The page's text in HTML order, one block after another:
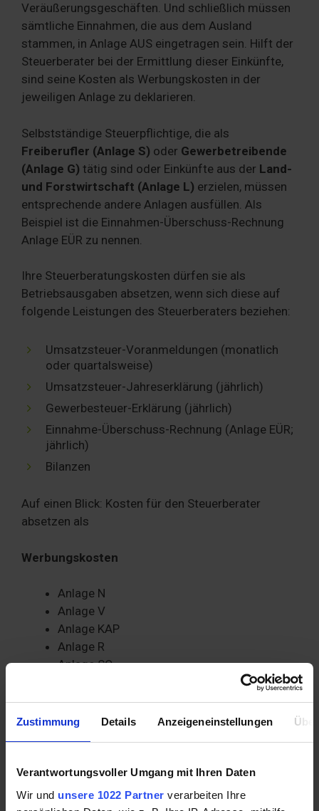
Zustimmung Details Anzeigeneinstellungen
Verantwortungsvoller Umgang mit Ihren Daten
Wir und unsere 1022 Partner verarbeiten Ihre
Veräußerungsgeschäften. Und schließlich müssen
sämtliche Einnahmen, die aus dem Ausland
stammen, in Anlage AUS eingetragen sein. Hilft der
Steuerberater bei der Ermittlung dieser Einkünfte,
sind seine Kosten als Werbungskosten in der
jeweiligen Anlage zu deklarieren.
Selbstständige Steuerpflichtige, die als
Freiberufler (Anlage S) oder Gewerbetreibende
(Anlage G) tätig sind oder Einkünfte aus der Land-
und Forstwirtschaft (Anlage L) erzielen, müssen
entsprechende andere Anlagen ausfüllen. Als
Beispiel ist die Einnahmen-Überschuss-Rechnung
Anlage EÜR zu nennen.
Ihre Steuerberatungskosten dürfen sie als
Betriebsausgaben absetzen, wenn sich diese auf
folgende Leistungen des Steuerberaters beziehen:
Umsatzsteuer-Voranmeldungen (monatlich
oder quartalsweise)
Umsatzsteuer-Jahreserklärung (jährlich)
Gewerbesteuer-Erklärung (jährlich)
Einnahme-Überschuss-Rechnung (Anlage EÜR;
jährlich)
Bilanzen
Auf einen Blick: Kosten für den Steuerberater
absetzen als
Werbungskosten
Anlage N
Anlage V
Anlage KAP
Anlage R
Anlage SO
Betriebsausgaben
Anlage S
Anlage G
Anlage EÜR